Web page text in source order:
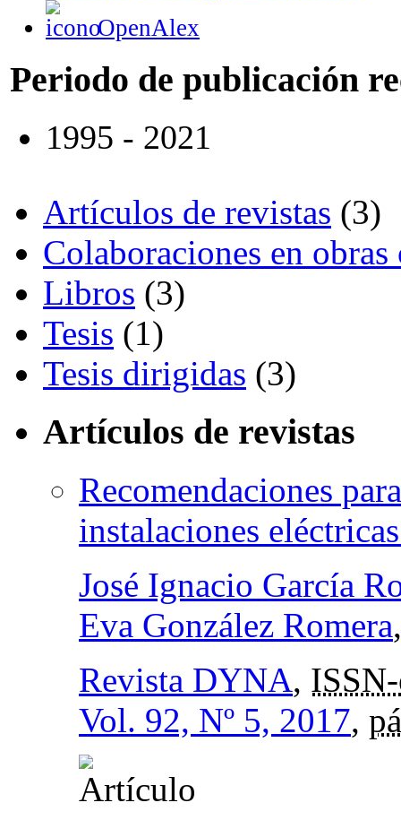
OpenAlex
Periodo de publicación
1995 - 2021
Artículos de revistas (3)
Colaboraciones en
Libros (3)
Tesis (1)
Tesis dirigidas (3)
Artículos de revistas
Recomendaciones
instalaciones
José Ignacio García
Eva González Romera
Revista DYNA,
Vol. 92, Nº 5, 2017,